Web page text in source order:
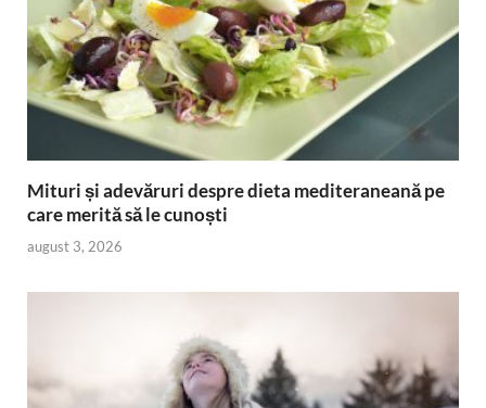
Mituri și adevăruri despre dieta mediteraneană pe
care merită să le cunoști
august 3, 2026